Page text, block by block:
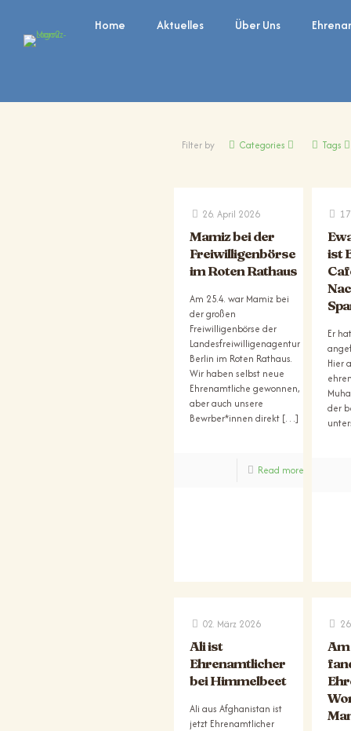
Home Aktuelles Über Uns
Filter by Categories Tags
26. April 2026
Mamiz bei der
Freiwilligenbörse
im Roten Rathaus
Am 25.4. war Mamiz bei
der großen
Freiwilligenbörse der
Landesfreiwilligenagentur
Berlin im Roten Rathaus.
Wir haben selbst neue
Ehrenamtliche gewonnen,
aber auch unsere
Bewrber*innen direkt […]
Read more
ist
Er
Hier
der
02. März 2026
Ali ist
Ehrenamtlicher
bei Himmelbeet
Ali aus Afghanistan ist
jetzt Ehrenamtlicher